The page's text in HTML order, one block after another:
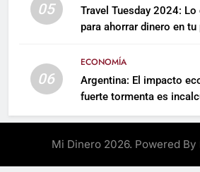
05
Travel Tuesday 2024: Lo
para ahorrar dinero en
06
ECONOMÍA
Argentina: El impacto
fuerte tormenta es
Mi Dinero 2026. Powered By